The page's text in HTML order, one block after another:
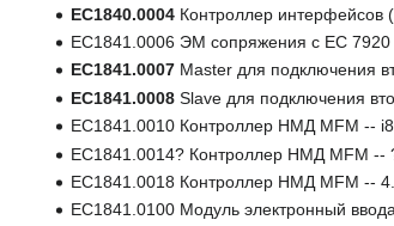
ЕС1840.0004 Контроллер интерфейсов
ЕС1841.0006 ЭМ сопряжения с ЕС 7920
ЕС1841.0007 Master для подключения
ЕС1841.0008 Slave для подключения
ЕС1841.0010 Контроллер НМД MFM --
ЕС1841.0014? Контроллер НМД MFM --
ЕС1841.0018 Контроллер НМД MFM --
ЕС1841.0100 Модуль электронный